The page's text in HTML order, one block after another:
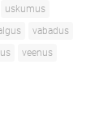
uskumus
vabadus
veenus